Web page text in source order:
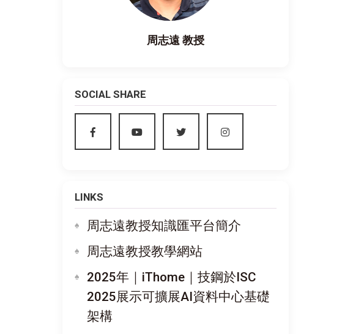
周志遠 教授
SOCIAL SHARE
LINKS
周志遠教授知識匯平台簡介
周志遠教授教學網站
2025年｜iThome｜技鋼於ISC
2025展示可擴展AI資料中心基礎
架構